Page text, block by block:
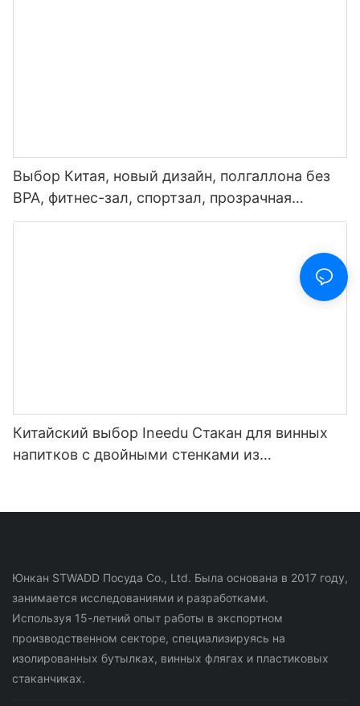
Выбор Китая, новый дизайн, полгаллона без
BPA, фитнес-зал, спортзал, прозрачная
пластиковая мотивационная бутылка для
Китайский выбор Ineedu Стакан для винных
напитков с двойными стенками из
Юнкан STWADD Посуда Co., Ltd. Была основана в 2017 году,
занимается исследованиями и разработками.
Используя 15-летний опыт работы в экспортном
производственном секторе, специализируясь на
изолированных бутылках, винных флягах и пластиковых
стаканчиках.